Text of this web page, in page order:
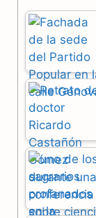
e
b
o
o
k